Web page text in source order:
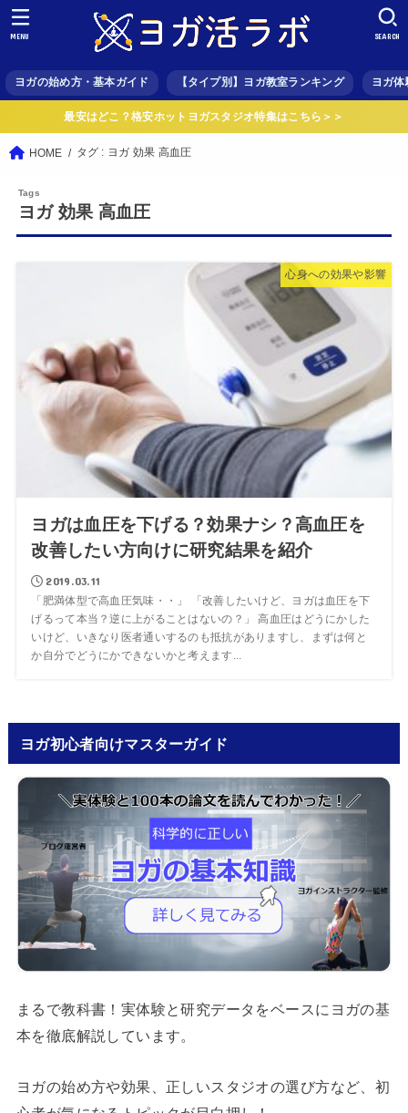
ヨガの始め方・基本ガイド 【タイプ別】ヨガ教室ランキング ヨガ体
SEARCH
MENU
最安はどこ？格安ホットヨガスタジオ特集はこちら＞＞
HOME タグ : ヨガ 効果 高血圧
ヨガ 効果 高血圧
心身への効果や影響
ヨガは血圧を下げる？効果ナシ？高血圧を
改善したい方向けに研究結果を紹介
2019.03.11
「肥満体型で高血圧気味・・」 「改善したいけど、ヨガは血圧を下
げるって本当？逆に上がることはないの？」 高血圧はどうにかした
いけど、いきなり医者通いするのも抵抗がありますし、まずは何と
か自分でどうにかできないかと考えます...
ヨガ初心者向けマスターガイド
まるで教科書！実体験と研究データをベースにヨガの基
本を徹底解説しています。
ヨガの始め方や効果、正しいスタジオの選び方など、初